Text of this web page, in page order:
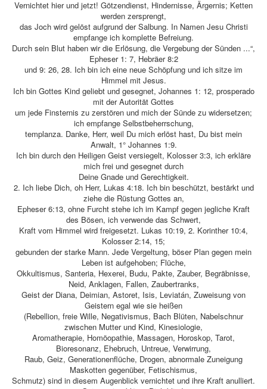
Vernichtet hier und jetzt! Götzendienst, Hindernisse, Ärgernis; Ketten
werden zersprengt,
das Joch wird gelöst aufgrund der Salbung. In Namen Jesu Christi
empfange ich komplette Befreiung.
Durch sein Blut haben wir die Erlösung, die Vergebung der Sünden ...“,
Epheser 1: 7, Hebräer 8:2
und 9: 26, 28. Ich bin ich eine neue Schöpfung und ich sitze im
Himmel mit Jesus.
Ich bin Gottes Kind geliebt und gesegnet, Johannes 1: 12, prosperado
mit der Autorität Gottes
um jede Finsternis zu zerstören und mich der Sünde zu widersetzen;
ich empfange Selbstbeherrschung,
templanza. Danke, Herr, weil Du mich erlöst hast, Du bist mein
Anwalt, 1° Johannes 1:9.
Ich bin durch den Heiligen Geist versiegelt, Kolosser 3:3, ich erkläre
mich frei und gesegnet durch
Deine Gnade und Gerechtigkeit.
2. Ich liebe Dich, oh Herr, Lukas 4:18. Ich bin beschützt, bestärkt und
ziehe die Rüstung Gottes an,
Epheser 6:13, ohne Furcht stehe ich im Kampf gegen jegliche Kraft
des Bösen, ich verwende das Schwert,
Kraft vom Himmel wird freigesetzt. Lukas 10:19, 2. Korinther 10:4,
Kolosser 2:14, 15;
gebunden der starke Mann. Jede Vergeltung, böser Plan gegen mein
Leben ist aufgehoben; Flüche,
Okkultismus, Santeria, Hexerei, Budu, Pakte, Zauber, Begräbnisse,
Neid, Anklagen, Fallen, Zaubertranks,
Geist der Diana, Deimian, Astoret, Isis, Leviatán, Zuweisung von
Geistern egal wie sie heißen
(Rebellion, freie Wille, Negativismus, Bach Blüten, Nabelschnur
zwischen Mutter und Kind, Kinesiologie,
Aromatherapie, Homöopathie, Massagen, Horoskop, Tarot,
Bioresonanz, Ehebruch, Untreue, Verwirrung,
Raub, Geiz, Generationenflüche, Drogen, abnormale Zuneigung
Maskotten gegenüber, Fetischismus,
Schmutz) sind in diesem Augenblick vernichtet und ihre Kraft anulliert.